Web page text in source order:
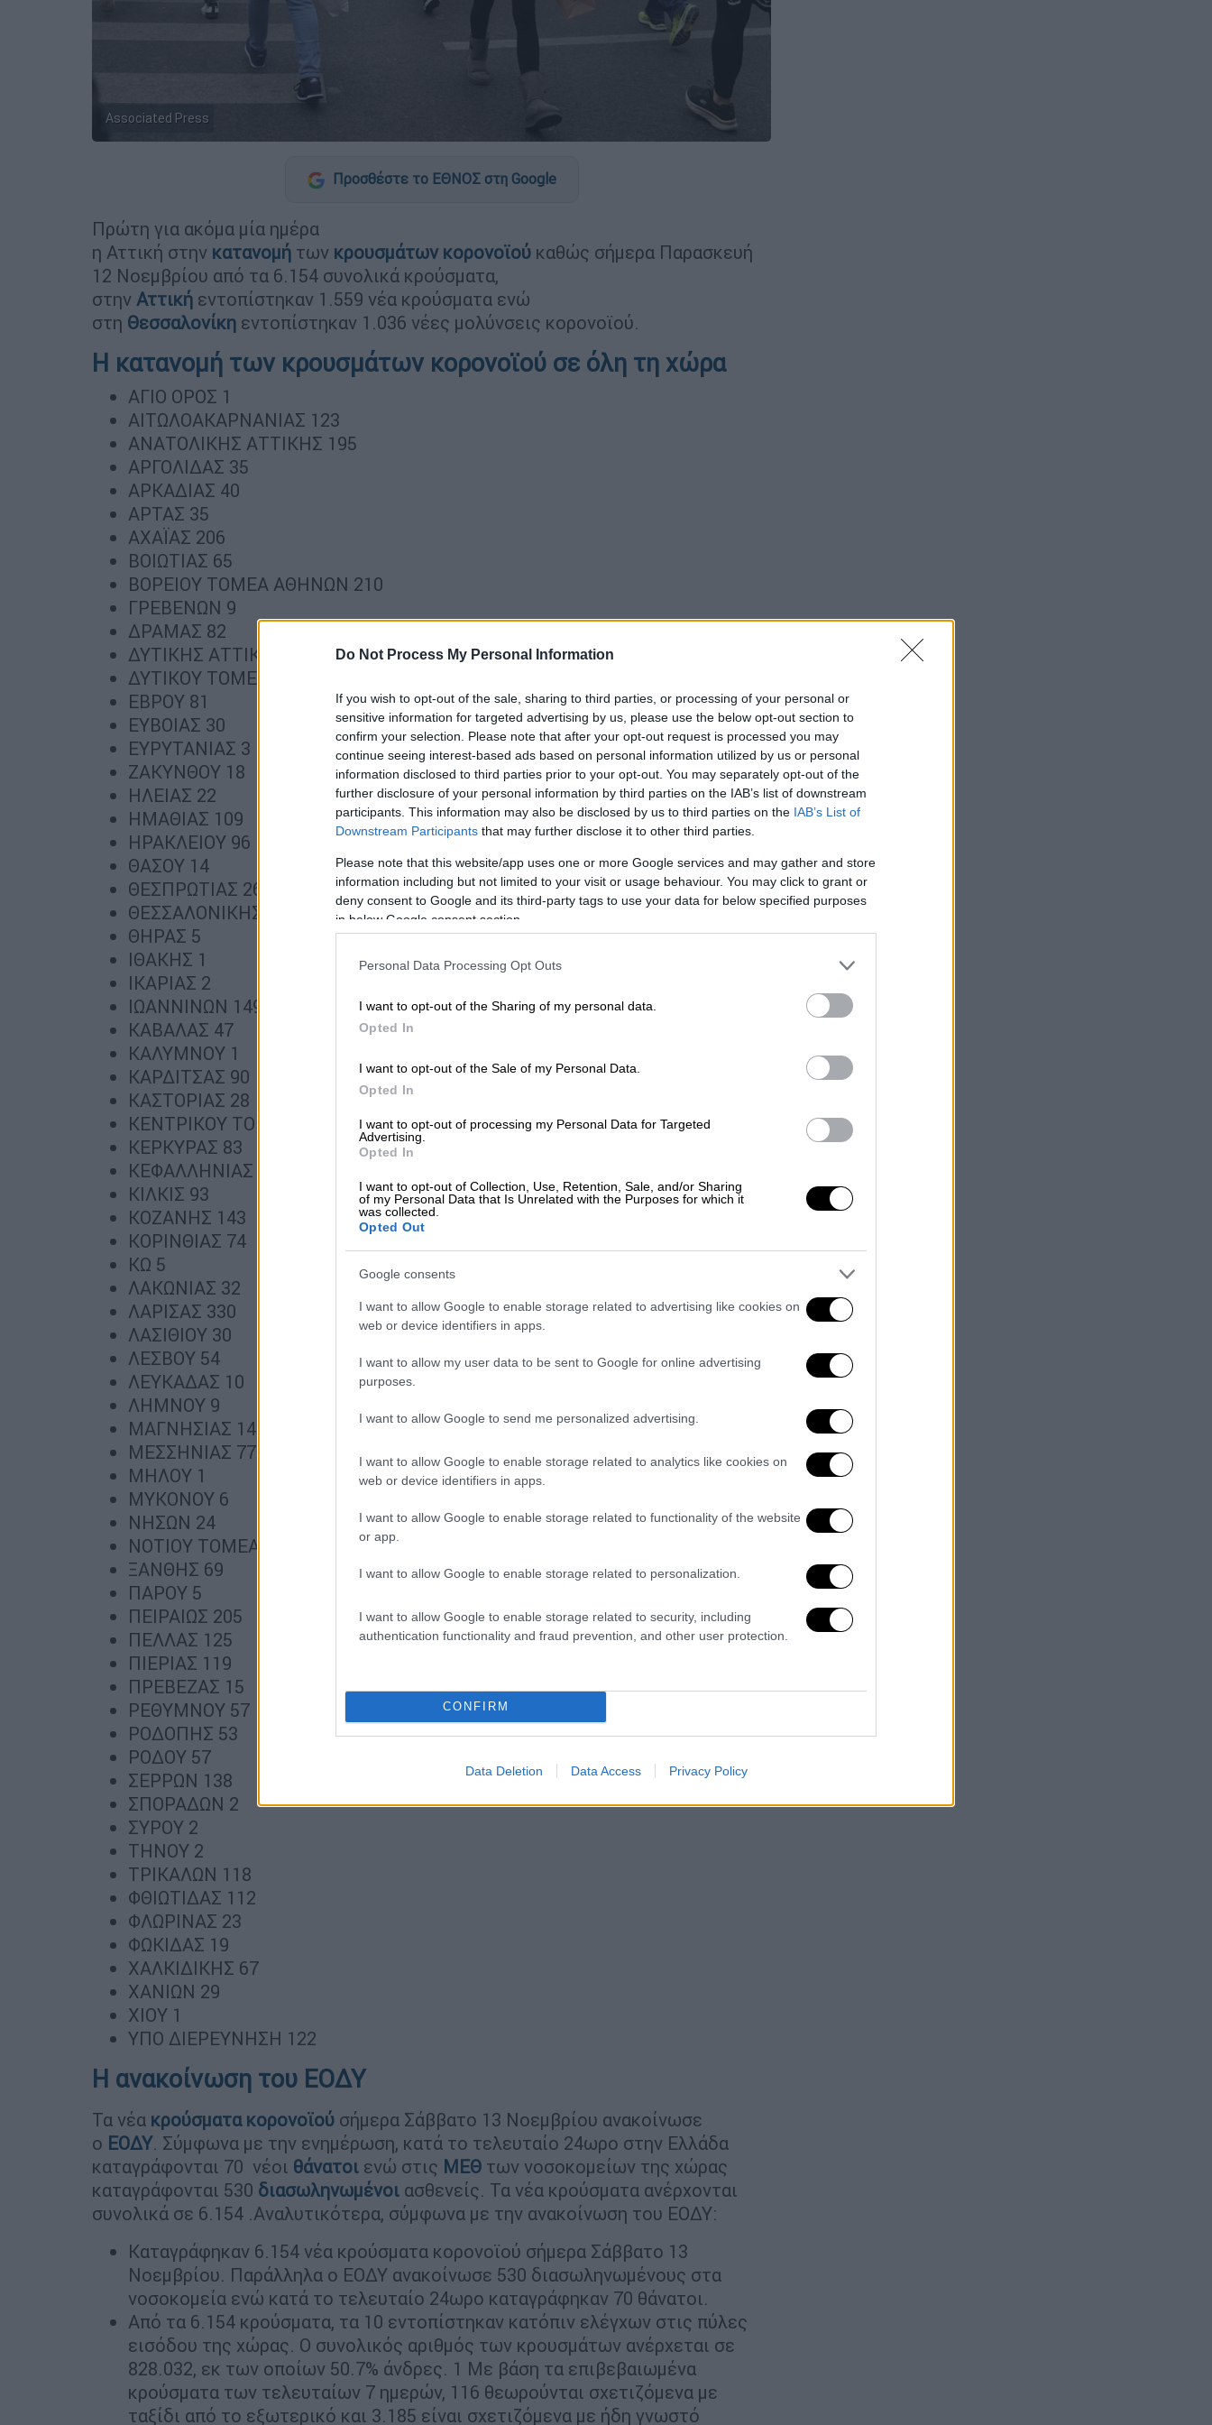
Do Not Process My Personal Information
If you wish to opt-out of the sale, sharing to third parties, or processing of your personal or
sensitive information for targeted advertising by us, please use the below opt-out section to
confirm your selection. Please note that after your opt-out request is processed you may
continue seeing interest-based ads based on personal information utilized by us or personal
information disclosed to third parties prior to your opt-out. You may separately opt-out of the
further disclosure of your personal information by third parties on the IAB’s list of downstream
participants. This information may also be disclosed by us to third parties on the IAB’s List of
Downstream Participants that may further disclose it to other third parties.
Please note that this website/app uses one or more Google services and may gather and store
information including but not limited to your visit or usage behaviour. You may click to grant or
deny consent to Google and its third-party tags to use your data for below specified purposes
in below Google consent section.
Personal Data Processing Opt Outs
I want to opt-out of the Sharing of my personal data.
Opted In
I want to opt-out of the Sale of my Personal Data.
Opted In
I want to opt-out of processing my Personal Data for Targeted
Advertising.
Opted In
I want to opt-out of Collection, Use, Retention, Sale, and/or Sharing
of my Personal Data that Is Unrelated with the Purposes for which it
was collected.
Opted Out
Google consents
I want to allow Google to enable storage related to advertising like cookies on
web or device identifiers in apps.
I want to allow my user data to be sent to Google for online advertising
purposes.
I want to allow Google to send me personalized advertising.
I want to allow Google to enable storage related to analytics like cookies on
web or device identifiers in apps.
I want to allow Google to enable storage related to functionality of the website
or app.
I want to allow Google to enable storage related to personalization.
I want to allow Google to enable storage related to security, including
authentication functionality and fraud prevention, and other user protection.
CONFIRM
Data Deletion Data Access Privacy Policy
Associated Press
Προσθέστε το ΕΘΝΟΣ στη Google
Πρώτη για ακόμα μία ημέρα
η Αττική στην κατανομή των κρουσμάτων κορονοϊού καθώς σήμερα Παρασκευή
12 Νοεμβρίου από τα 6.154 συνολικά κρούσματα,
στην Αττική εντοπίστηκαν 1.559 νέα κρούσματα ενώ
στη Θεσσαλονίκη εντοπίστηκαν 1.036 νέες μολύνσεις κορονοϊού.
Η κατανομή των κρουσμάτων κορονοϊού σε όλη τη χώρα
ΑΓΙΟ ΟΡΟΣ 1
ΑΙΤΩΛΟΑΚΑΡΝΑΝΙΑΣ 123
ΑΝΑΤΟΛΙΚΗΣ ΑΤΤΙΚΗΣ 195
ΑΡΓΟΛΙΔΑΣ 35
ΑΡΚΑΔΙΑΣ 40
ΑΡΤΑΣ 35
ΑΧΑΪΑΣ 206
ΒΟΙΩΤΙΑΣ 65
ΒΟΡΕΙΟΥ ΤΟΜΕΑ ΑΘΗΝΩΝ 210
ΓΡΕΒΕΝΩΝ 9
ΔΡΑΜΑΣ 82
ΔΥΤΙΚΗΣ ΑΤΤΙΚΗΣ 70
ΔΥΤΙΚΟΥ ΤΟΜΕΑ ΑΘΗΝΩΝ 178
ΕΒΡΟΥ 81
ΕΥΒΟΙΑΣ 30
ΕΥΡΥΤΑΝΙΑΣ 3
ΖΑΚΥΝΘΟΥ 18
ΗΛΕΙΑΣ 22
ΗΜΑΘΙΑΣ 109
ΗΡΑΚΛΕΙΟΥ 96
ΘΑΣΟΥ 14
ΘΕΣΠΡΩΤΙΑΣ 26
ΘΕΣΣΑΛΟΝΙΚΗΣ 1036
ΘΗΡΑΣ 5
ΙΘΑΚΗΣ 1
ΙΚΑΡΙΑΣ 2
ΙΩΑΝΝΙΝΩΝ 149
ΚΑΒΑΛΑΣ 47
ΚΑΛΥΜΝΟΥ 1
ΚΑΡΔΙΤΣΑΣ 90
ΚΑΣΤΟΡΙΑΣ 28
ΚΕΝΤΡΙΚΟΥ ΤΟΜΕΑ ΑΘΗΝΩΝ 490
ΚΕΡΚΥΡΑΣ 83
ΚΕΦΑΛΛΗΝΙΑΣ 7
ΚΙΛΚΙΣ 93
ΚΟΖΑΝΗΣ 143
ΚΟΡΙΝΘΙΑΣ 74
ΚΩ 5
ΛΑΚΩΝΙΑΣ 32
ΛΑΡΙΣΑΣ 330
ΛΑΣΙΘΙΟΥ 30
ΛΕΣΒΟΥ 54
ΛΕΥΚΑΔΑΣ 10
ΛΗΜΝΟΥ 9
ΜΑΓΝΗΣΙΑΣ 142
ΜΕΣΣΗΝΙΑΣ 77
ΜΗΛΟΥ 1
ΜΥΚΟΝΟΥ 6
ΝΗΣΩΝ 24
ΝΟΤΙΟΥ ΤΟΜΕΑ ΑΘΗΝΩΝ 187
ΞΑΝΘΗΣ 69
ΠΑΡΟΥ 5
ΠΕΙΡΑΙΩΣ 205
ΠΕΛΛΑΣ 125
ΠΙΕΡΙΑΣ 119
ΠΡΕΒΕΖΑΣ 15
ΡΕΘΥΜΝΟΥ 57
ΡΟΔΟΠΗΣ 53
ΡΟΔΟΥ 57
ΣΕΡΡΩΝ 138
ΣΠΟΡΑΔΩΝ 2
ΣΥΡΟΥ 2
ΤΗΝΟΥ 2
ΤΡΙΚΑΛΩΝ 118
ΦΘΙΩΤΙΔΑΣ 112
ΦΛΩΡΙΝΑΣ 23
ΦΩΚΙΔΑΣ 19
ΧΑΛΚΙΔΙΚΗΣ 67
ΧΑΝΙΩΝ 29
ΧΙΟΥ 1
ΥΠΟ ΔΙΕΡΕΥΝΗΣΗ 122
Η ανακοίνωση του ΕΟΔΥ
Τα νέα κρούσματα κορονοϊού σήμερα Σάββατο 13 Νοεμβρίου ανακοίνωσε
ο ΕΟΔΥ. Σύμφωνα με την ενημέρωση, κατά το τελευταίο 24ωρο στην Ελλάδα
καταγράφονται 70 νέοι θάνατοι ενώ στις ΜΕΘ των νοσοκομείων της χώρας
καταγράφονται 530 διασωληνωμένοι ασθενείς. Τα νέα κρούσματα ανέρχονται
συνολικά σε 6.154 .Αναλυτικότερα, σύμφωνα με την ανακοίνωση του ΕΟΔΥ:
Καταγράφηκαν 6.154 νέα κρούσματα κορονοϊού σήμερα Σάββατο 13
Νοεμβρίου. Παράλληλα ο ΕΟΔΥ ανακοίνωσε 530 διασωληνωμένους στα
νοσοκομεία ενώ κατά το τελευταίο 24ωρο καταγράφηκαν 70 θάνατοι.
Από τα 6.154 κρούσματα, τα 10 εντοπίστηκαν κατόπιν ελέγχων στις πύλες
εισόδου της χώρας. Ο συνολικός αριθμός των κρουσμάτων ανέρχεται σε
828.032, εκ των οποίων 50.7% άνδρες. 1 Με βάση τα επιβεβαιωμένα
κρούσματα των τελευταίων 7 ημερών, 116 θεωρούνται σχετιζόμενα με
ταξίδι από το εξωτερικό και 3.185 είναι σχετιζόμενα με ήδη γνωστό